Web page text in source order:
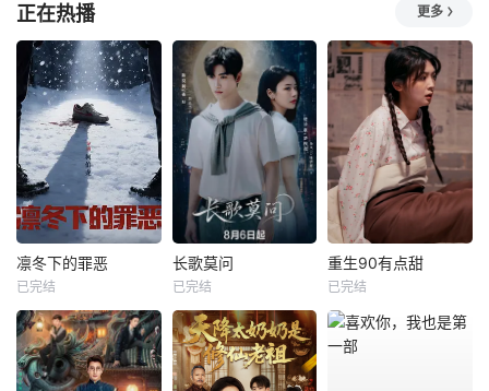
正在热播 更多
凛冬下的罪恶
已完结
长歌莫问
已完结
重生90有点甜
已完结